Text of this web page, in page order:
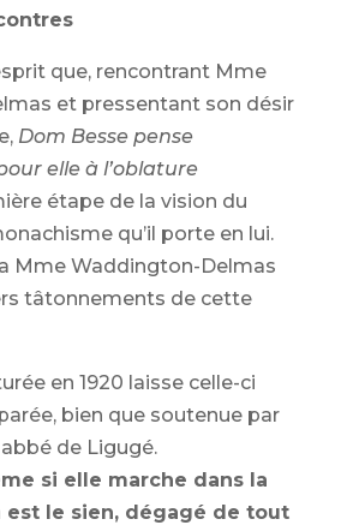
que, rencontrant Mme
et pressentant son désir
Dom Besse pense
elle à l’oblature
étape de la vision du
qu’il porte en lui.
Mme Waddington-Delmas
tâtonnements de cette
en 1920 laisse celle-ci
bien que soutenue par
de Ligugé.
si elle marche dans la
est le sien, dégagé de tout